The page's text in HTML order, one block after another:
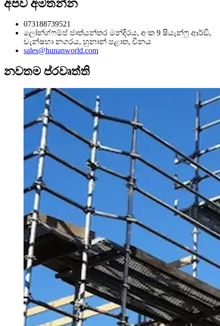
අපව අමතන්න
073188739521
ලෝන්ග්ෆම්ප් ජාත්යන්තර මන්දිරය, අංක 9 ෂියැන්ෆු ආර්ඩී,
චැන්ෂහා නගරය, හුනාන් පළාත, චීනය
sales@hunanworld.com
නවතම ප්රවෘත්ති